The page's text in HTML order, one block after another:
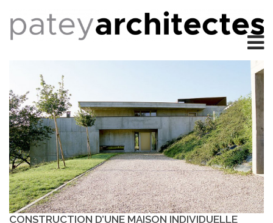
CONSTRUCTION D’UNE MAISON INDIVIDUELLE